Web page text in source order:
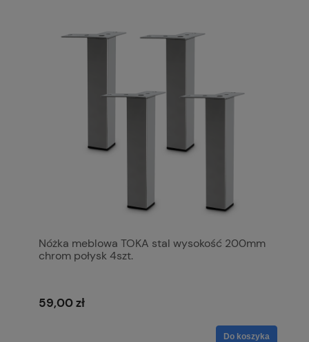
Nóżka meblowa TOKA stal wysokość 200mm
chrom połysk 4szt.
59,00 zł
Do koszyka